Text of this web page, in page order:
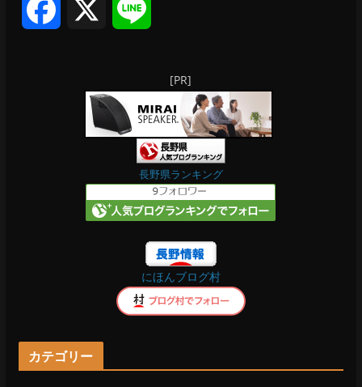
n
e
[PR]
長野県ランキング
にほんブログ村
カテゴリー